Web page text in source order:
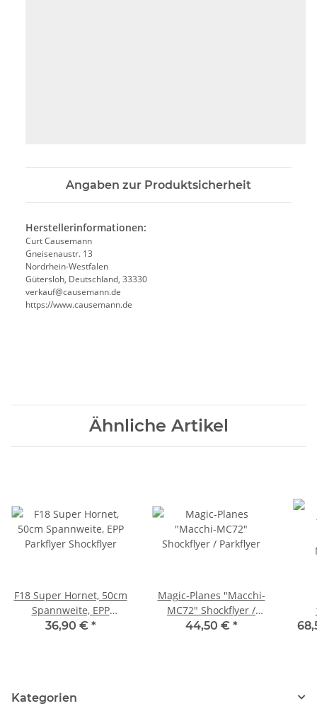
Angaben zur Produktsicherheit
Herstellerinformationen:
Curt Causemann
Gneisenaustr. 13
Nordrhein-Westfalen
Gütersloh, Deutschland, 33330
verkauf@causemann.de
https://www.causemann.de
Ähnliche Artikel
F18 Super Hornet, 50cm
Spannweite, EPP
Parkflyer Shockflyer
36,90 € *
Magic-Planes "Macchi-
MC72" Shockflyer /
Parkflyer
44,50 € *
Kategorien